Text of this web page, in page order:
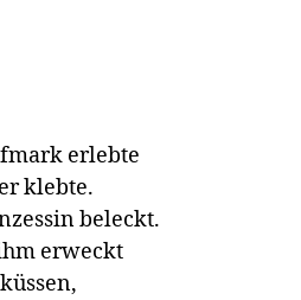
erlebte
klebte.
beleckt.
erweckt